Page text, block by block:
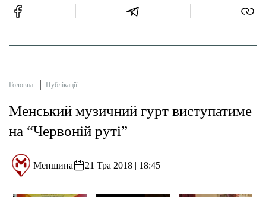
Головна Публікації
Менський музичний гурт виступатиме
на “Червоній руті”
Менщина 21 Тра 2018 | 18:45